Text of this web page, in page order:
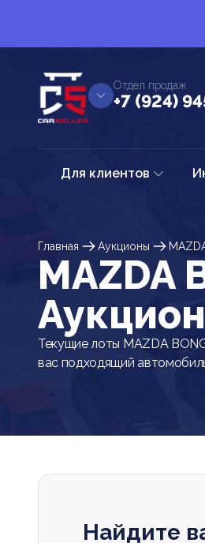
Отдел продаж
+7 (924)
Для клиентов
Главная Аукционы
MAZDA
Текущие лоты MAZDA
вас подходящий
Найдите